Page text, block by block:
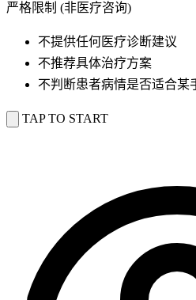
严格限制 (非医疗咨询)
不提供任何医疗诊断建议
不推荐具体治疗方案
不判断患者病情是否适合某
TAP TO START